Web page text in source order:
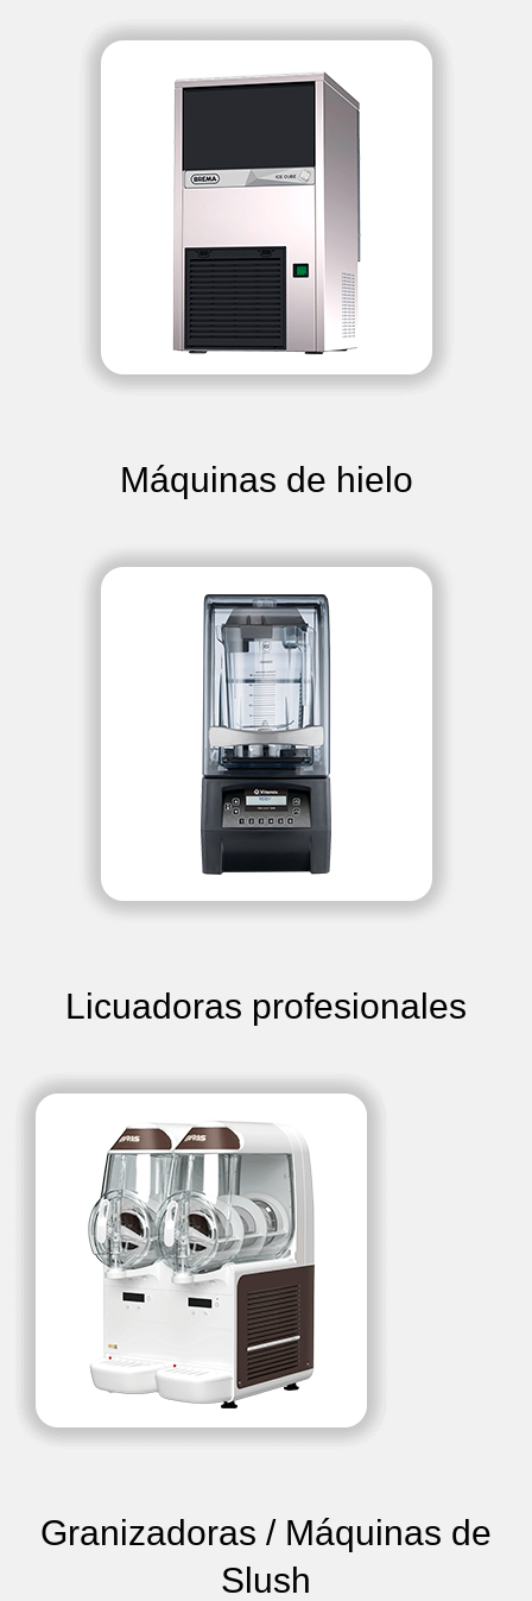
Máquinas de hielo
Licuadoras profesionales
Granizadoras / Máquinas de
Slush